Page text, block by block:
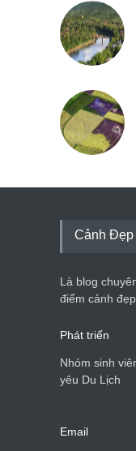
Cảnh Đẹp
Là blog
điểm cảnh
Phát triển
Nhóm sinh
yêu Du Lịch
Email